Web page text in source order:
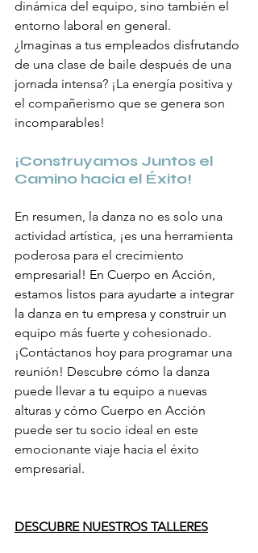
dinámica del equipo, sino también el
entorno laboral en general.
¿Imaginas a tus empleados disfrutando
de una clase de baile después de una
jornada intensa? ¡La energía positiva y
el compañerismo que se genera son
incomparables!
¡Construyamos Juntos el
Camino hacia el Éxito!
En resumen, la danza no es solo una
actividad artística, ¡es una herramienta
poderosa para el crecimiento
empresarial! En Cuerpo en Acción,
estamos listos para ayudarte a integrar
la danza en tu empresa y construir un
equipo más fuerte y cohesionado.
¡Contáctanos hoy para programar una
reunión! Descubre cómo la danza
puede llevar a tu equipo a nuevas
alturas y cómo Cuerpo en Acción
puede ser tu socio ideal en este
emocionante viaje hacia el éxito
empresarial.
DESCUBRE NUESTROS TALLERES